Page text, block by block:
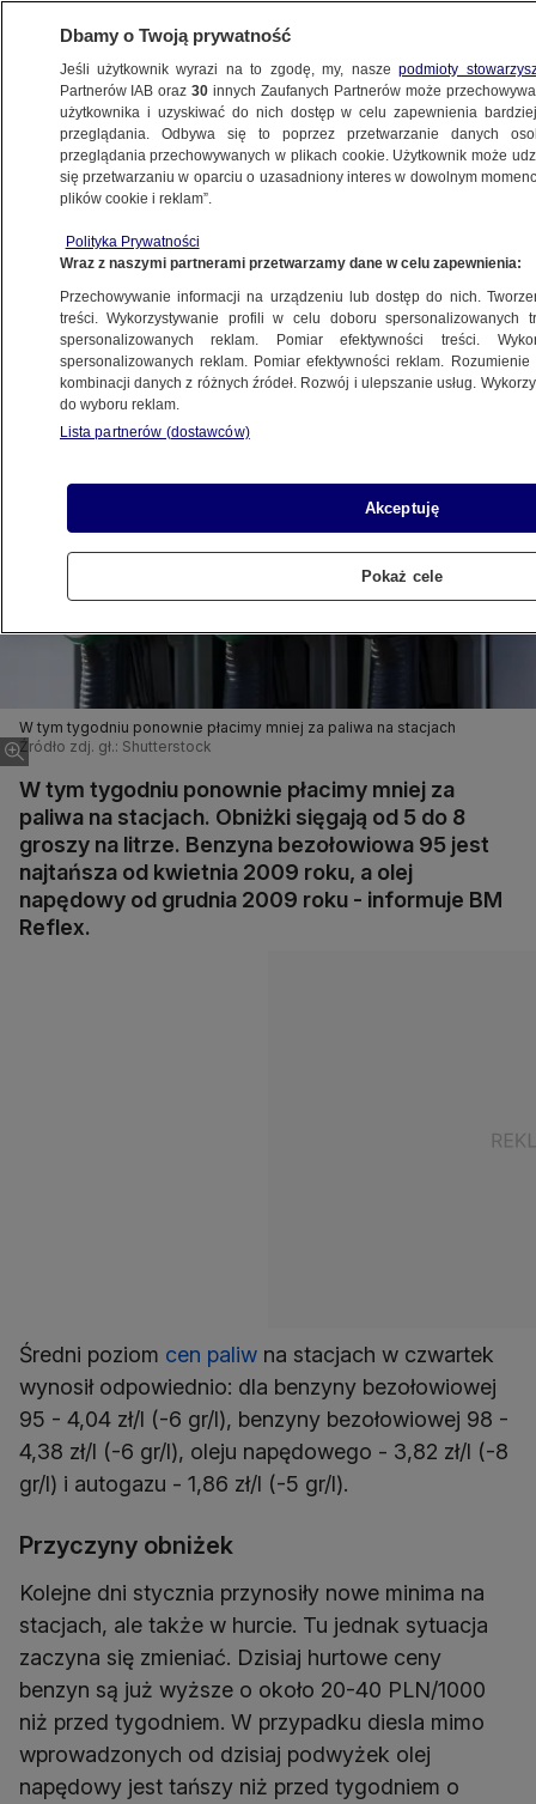
BIZNES
RYNKI
jeszcze taniej
22.01.2016, 12:59
Udostępnij
W tym tygodniu ponownie płacimy mniej za paliwa na stacjach
Źródło zdj. gł.: Shutterstock
W tym tygodniu ponownie płacimy mniej za
paliwa na stacjach. Obniżki sięgają od 5 do 8
groszy na litrze. Benzyna bezołowiowa 95 jest
najtańsza od kwietnia 2009 roku, a olej
napędowy od grudnia 2009 roku - informuje BM
Reflex.
Średni poziom cen paliw na stacjach w czwartek
wynosił odpowiednio: dla benzyny bezołowiowej
95 - 4,04 zł/l (-6 gr/l), benzyny bezołowiowej 98 -
4,38 zł/l (-6 gr/l), oleju napędowego - 3,82 zł/l (-8
gr/l) i autogazu - 1,86 zł/l (-5 gr/l).
Przyczyny obniżek
Kolejne dni stycznia przynosiły nowe minima na
stacjach, ale także w hurcie. Tu jednak sytuacja
zaczyna się zmieniać. Dzisiaj hurtowe ceny
benzyn są już wyższe o około 20-40 PLN/1000
niż przed tygodniem. W przypadku diesla mimo
wprowadzonych od dzisiaj podwyżek olej
napędowy jest tańszy niż przed tygodniem o
Dbamy o Twoją prywatność
Jeśli użytkownik wyrazi na to zgodę, my, naszepodmioty
Partnerów IAB oraz30 innych Zaufanych Partnerów może
użytkownika i uzyskiwać do nich dostęp w celu zapewnienia
przeglądania. Odbywa się to poprzez przetwarzanie danych
przeglądania przechowywanych w plikach cookie. Użytkownik może
się przetwarzaniu w oparciu o uzasadniony interes w dowolnym
plików cookie i reklam”.
Polityka Prywatności
Wraz z naszymi partnerami przetwarzamy dane w celu zapewnienia:
Przechowywanie informacji na urządzeniu lub dostęp do nich.
treści. Wykorzystywanie profili w celu doboru spersonalizowanych
spersonalizowanych reklam. Pomiar efektywności treści.
spersonalizowanych reklam. Pomiar efektywności reklam.
kombinacji danych z różnych źródeł. Rozwój i ulepszanie usług.
do wyboru reklam.
Lista partnerów (dostawców)
Akceptuję
Pokaż cele